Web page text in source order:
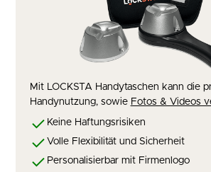
Mit LOCKSTA Handytaschen kann die
Handynutzung, sowie Fotos & Videos
Keine Haftungsrisiken
Volle Flexibilität und Sicherheit
Personalisierbar mit Firmenlogo